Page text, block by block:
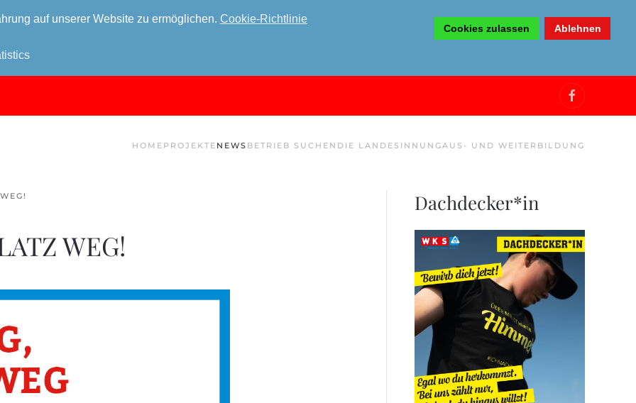
auf unserer Website zu ermöglichen. Cookie-Richtlinie
Cookies zulassen Ablehnen
HOME PROJEKTE NEWS BETRIEB SUCHEN DIE LANDESINNUNGAUS- UND WEITERBILDUNG
WEG!
Dachdecker*in